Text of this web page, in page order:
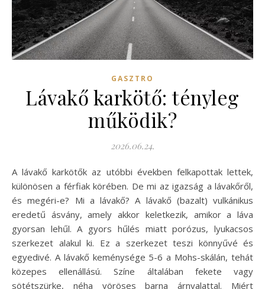
GASZTRO
Lávakő karkötő: tényleg
működik?
2026.06.24.
A lávakő karkötők az utóbbi években felkapottak lettek,
különösen a férfiak körében. De mi az igazság a lávakőről,
és megéri-e? Mi a lávakő? A lávakő (bazalt) vulkánikus
eredetű ásvány, amely akkor keletkezik, amikor a láva
gyorsan lehűl. A gyors hűlés miatt porózus, lyukacsos
szerkezet alakul ki. Ez a szerkezet teszi könnyűvé és
egyedivé. A lávakő keménysége 5-6 a Mohs-skálán, tehát
közepes ellenállású. Színe általában fekete vagy
sötétszürke, néha vöröses barna árnyalattal. Miért